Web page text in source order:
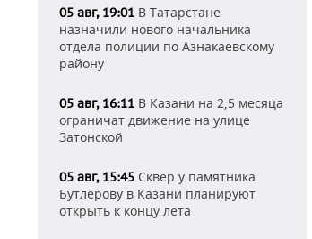
05 авг, 19:01 В Татарстане
назначили нового начальника
отдела полиции по Азнакаевскому
району
05 авг, 16:11 В Казани на 2,5 месяца
ограничат движение на улице
Затонской
05 авг, 15:45 Сквер у памятника
Бутлерову в Казани планируют
открыть к концу лета